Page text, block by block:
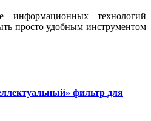
технологий
просто удобным инструментом
фильтр для